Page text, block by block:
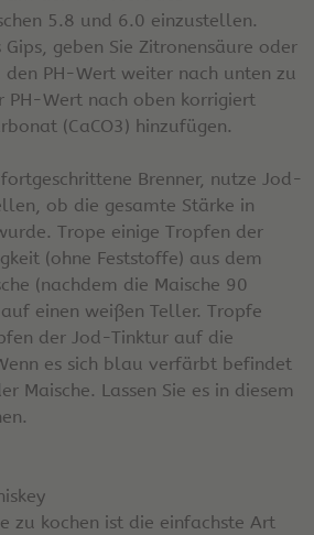
5.8 und 6.0 einzustellen.
Gips, geben Sie Zitronensäure oder
den PH-Wert weiter nach unten zu
PH-Wert nach oben korrigiert
(CaCO3) hinzufügen.
Brenner, nutze Jod-
ob die gesamte Stärke in
Trope einige Tropfen der
(ohne Feststoffe) aus dem
(nachdem die Maische 90
einen weißen Teller. Tropfe
der Jod-Tinktur auf die
es sich blau verfärbt befindet
Maische. Lassen Sie es in diesem
zu kochen ist die einfachste Art